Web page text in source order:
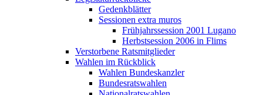
Gedenkblätter
Sessionen extra muros
Frühjahrssession 2001 Lugano
Herbstsession 2006 in Flims
Verstorbene Ratsmitglieder
Wahlen im Rückblick
Wahlen Bundeskanzler
Bundesratswahlen